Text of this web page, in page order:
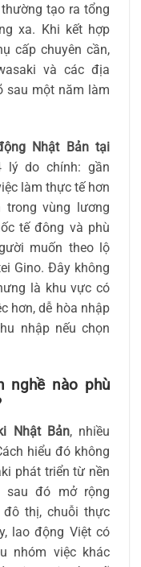
tạo ra tổng
xa. Khi kết hợp
cấp chuyên cần,
và các địa
sau một năm làm
Nhật Bản tại
lý do chính: gần
làm thực tế hơn
vùng lương
tế đông và phù
muốn theo lộ
Gino. Đây không
là khu vực có
hơn, dễ hòa nhập
nhập nếu chọn
nghề nào phù
Nhật Bản, nhiều
hiểu đó không
phát triển từ nền
sau đó mở rộng
đô thị, chuỗi thực
lao động Việt có
nhóm việc khác